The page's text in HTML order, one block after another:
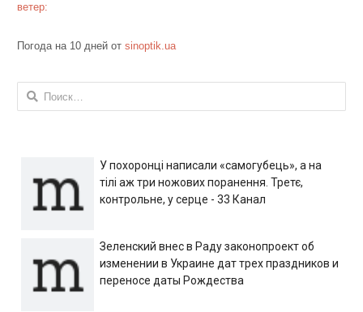
ветер:
Погода на 10 дней от sinoptik.ua
Найти:
У похоронці написали «самогубець», а на
тілі аж три ножових поранення. Третє,
контрольне, у серце - 33 Канал
Зеленский внес в Раду законопроект об
изменении в Украине дат трех праздников и
переносе даты Рождества